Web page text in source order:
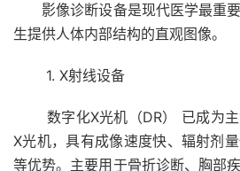
影像诊断设备是现代医学最重要
生提供人体内部结构的直观图像。
1. X射线设备
数字化X光机（DR） 已成为主
X光机，具有成像速度快、辐射剂
等优势。主要用于骨折诊断、胸部